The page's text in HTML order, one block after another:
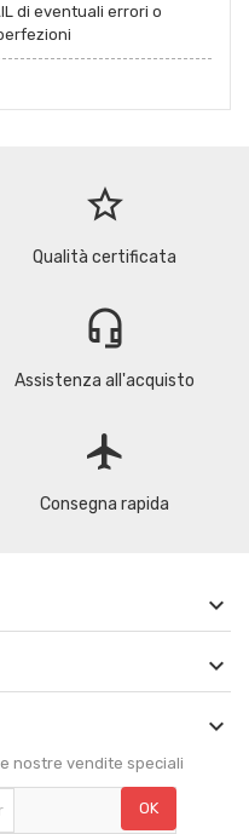
di eventuali errori o
star_border
Qualità certificata
headset_mic
Assistenza all'acquisto
flight
Consegna rapida



nostre vendite speciali